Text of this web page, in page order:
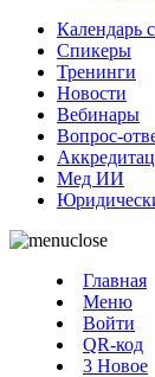
Календарь
Спикеры
Тренинги
Новости
Вебинары
Вопрос-
Мед ИИ
Главная
Меню
Войти
QR-код
3 Новое